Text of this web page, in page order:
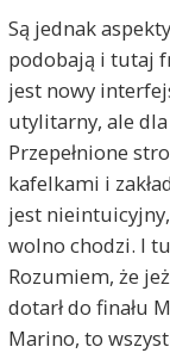
Są jednak
podobają i tutaj
jest nowy
utylitarny, ale
Przepełnione
kafelkami i
jest
wolno chodzi. I
Rozumiem, że
dotarł do finału
Marino, to